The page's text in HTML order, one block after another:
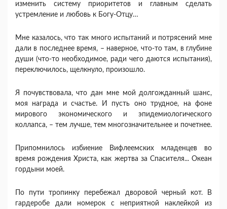
изменить систему приоритетов и главным сделать
устремление и любовь к Богу-Отцу…
Мне казалось, что так много испытаний и потрясений мне
дали в последнее время, – наверное, что-то там, в глубине
души (что-то необходимое, ради чего даются испытания),
переключилось, щелкнуло, произошло.
Я почувствовала, что дан мне мой долгожданный шанс,
моя награда и счастье. И пусть оно трудное, на фоне
мирового экономического и эпидемиологического
коллапса, – тем лучше, тем многозначительнее и почетнее.
Припомнилось избиение Вифлеемских младенцев во
время рождения Христа, как жертва за Спасителя... Океан
гордыни моей.
По пути тропинку перебежал дворовой черный кот. В
гардеробе дали номерок с неприятной наклейкой из